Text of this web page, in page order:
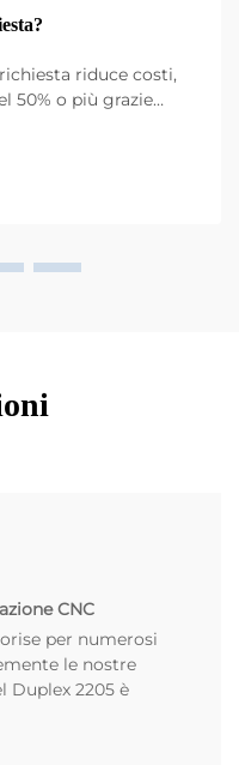
riduce costi,
50% o più grazie
e produzione snella.
CNC
per numerosi
le nostre
Duplex 2205 è